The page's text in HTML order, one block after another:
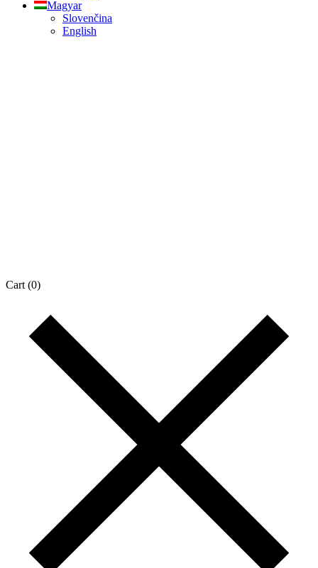
Magyar
Slovenčina
English
Cart (0)